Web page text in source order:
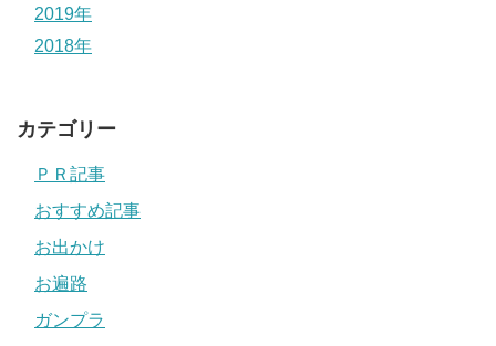
2019年
2018年
カテゴリー
ＰＲ記事
おすすめ記事
お出かけ
お遍路
ガンプラ